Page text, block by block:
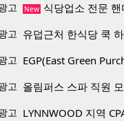
고 New 식당업소 전문 핸
고 유덥근처 한식당 쿡
고 EGP(East Green
고 올림퍼스 스파 직원
고 LYNNWOOD 지역